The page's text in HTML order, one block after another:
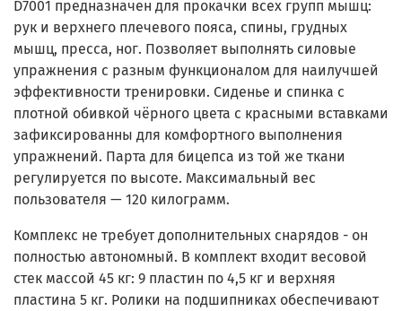
D7001 предназначен для прокачки всех групп мышц:
рук и верхнего плечевого пояса, спины, грудных
мышц, пресса, ног. Позволяет выполнять силовые
упражнения с разным функционалом для наилучшей
эффективности тренировки. Сиденье и спинка с
плотной обивкой чёрного цвета с красными вставками
зафиксированны для комфортного выполнения
упражнений. Парта для бицепса из той же ткани
регулируется по высоте. Максимальный вес
пользователя — 120 килограмм.
Комплекс не требует дополнительных снарядов - он
полностью автономный. В комплект входит весовой
стек массой 45 кг: 9 пластин по 4,5 кг и верхняя
пластина 5 кг. Ролики на подшипниках обеспечивают